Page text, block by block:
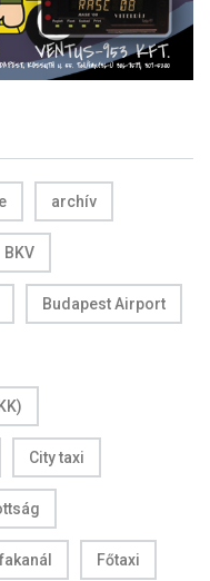
archív
BKV
Budapest Airport
City taxi
fakanál Főtaxi